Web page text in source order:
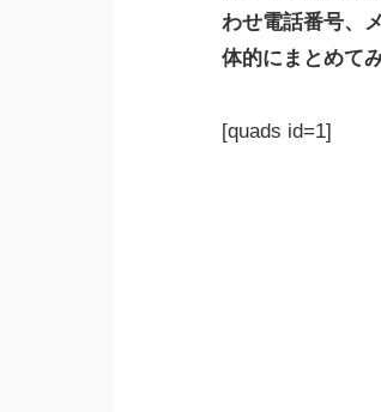
わせ電話番号、
体的にまとめて
[quads id=1]